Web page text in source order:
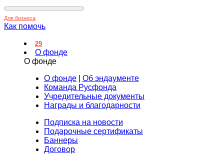
Для бизнеса
Как помочь
29
О фонде
О фонде
О фонде
Об эндаументе
Команда Русфонда
Учредительные документы
Награды и благодарности
Подписка на новости
Подарочные сертификаты
Баннеры
Договор